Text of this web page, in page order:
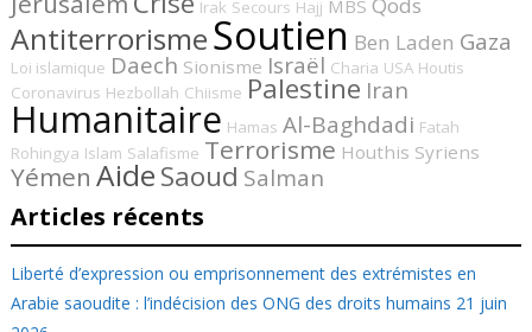
Irak Secours Hajj MBS
AntiterrorismeSoutien Ben Laden Gaza
Loi islamique Daech Sionisme Israël Charia USA Houtis
Coronavirus Hezbollah Chiisme Palestine Iran
Humanitaire Hamas Al-Baghdadi Fatah
Rohingya Islam Salafisme Terrorisme Houthis Syriens
Yémen AideSaoud Salman
Articles récents
Liberté d’expression ou emprisonnement des extrémistes en
Arabie saoudite : l’indécision des ONG des droits humains 21 juin